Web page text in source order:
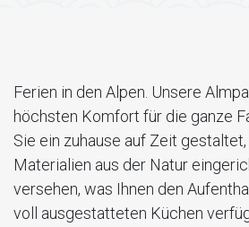
Ferien in den Alpen. Unsere
höchsten Komfort für die ganze
Sie ein zuhause auf Zeit
Materialien aus der Natur
versehen, was Ihnen den
voll ausgestatteten Küchen